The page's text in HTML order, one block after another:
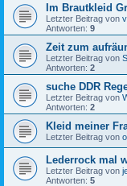
Im Brautkleid
Letzter Beitrag von
Antworten: 9
Zeit zum
Letzter Beitrag von
Antworten: 2
suche DDR
Letzter Beitrag von
Antworten: 2
Kleid meiner
Letzter Beitrag von
Lederrock mal
Letzter Beitrag von
Antworten: 5